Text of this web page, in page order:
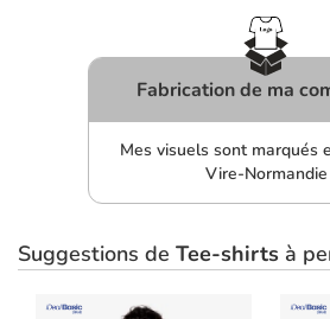
Fabrication de ma
Mes visuels sont marqués
Vire-Normandie
Suggestions de Tee-shirts à